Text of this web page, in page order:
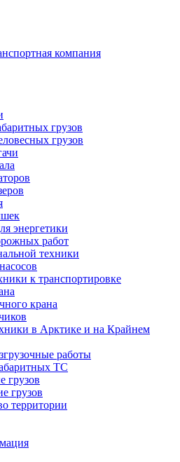
грузов
грузов
энергетики
работ
техники
к транспортировке
крана
в Арктике и на Крайнем
работы
ТС
грузов
грузов
территории